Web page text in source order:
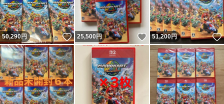
50,290円 いいね！
25,500円 いいね！
51,200円